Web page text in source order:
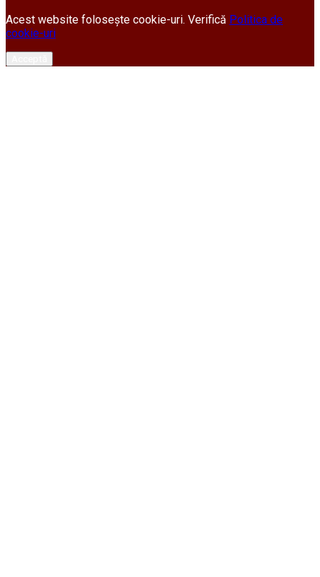
Acest website folosește cookie-uri. Verifică Politica de
cookie-uri